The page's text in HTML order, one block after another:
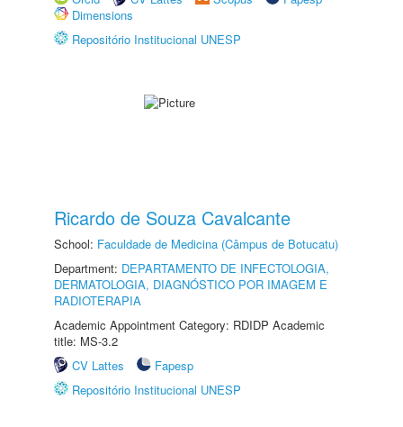
Dimensions
Repositório Institucional UNESP
Ricardo de Souza Cavalcante
School: Faculdade de Medicina (Câmpus de Botucatu)
Department: DEPARTAMENTO DE INFECTOLOGIA,
DERMATOLOGIA, DIAGNÓSTICO POR IMAGEM E
RADIOTERAPIA
Academic Appointment Category: RDIDP Academic
title: MS-3.2
CV Lattes
Fapesp
Repositório Institucional UNESP